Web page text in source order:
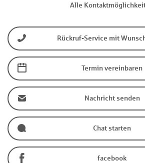
Alle
Rückruf-Service mit
Termin vereinbaren
Nachricht senden
Chat starten
facebook